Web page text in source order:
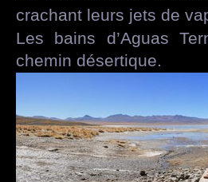
crachant leurs jets de
Les bains d’Aguas
chemin désertique.